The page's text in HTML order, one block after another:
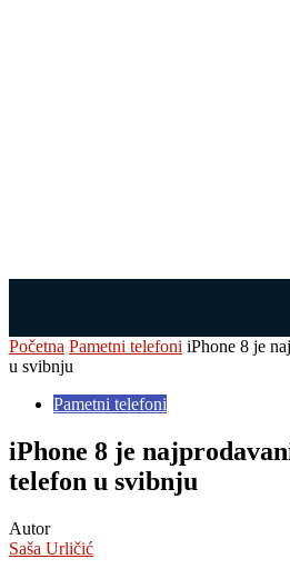
Početna Pametni telefoni iPhone 8 je
u svibnju
Pametni telefoni
iPhone 8 je
telefon u svibnju
Autor
Saša Urličić